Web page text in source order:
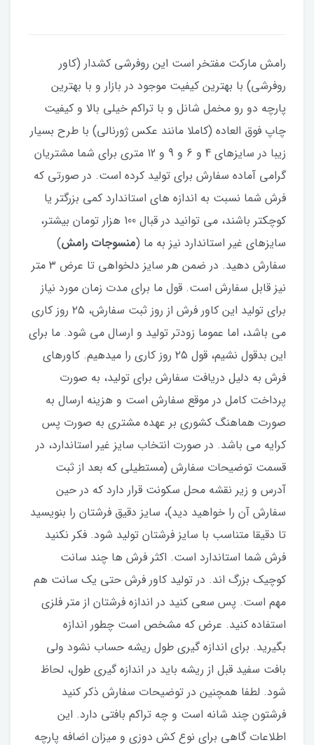
رامش مارکت مفتخر است این روفرشی کشدار (کاور
روفرشی) با بهترین کیفیت موجود در بازار و با بهترین
پارچه دو رو مخمل شانل و با تراکم خیلی بالا و کیفیت
چاپ فوق العاده (کاملا مانند عکس ژورنالی) با طرح بسیار
زیبا در سایزهای 4 و 6 و 9 و 12 متری برای شما مشتریان
گرامی آماده سفارش برای تولید کرده است. در صورتی که
فرش شما نسبت به اندازه های استاندارد کمی بزرگتر یا
کوچکتر باشند، می توانید در قبال 100 هزار تومان بیشتر،
سایزهای غیر استاندارد نیز به ما (منسوجات رامش)
سفارش دهید. در ضمن هر سایز دلخواهی تا عرض ۳ متر
نیز قابل سفارش است. قول ما برای مدت زمان مورد نیاز
برای تولید این کاور فرش از روز ثبت سفارش، ۲۵ روز کاری
می باشد، اما عموما زودتر تولید و ارسال می شود. ما برای
این بدقول نشیم، قول ۲۵ روز کاری را میدهیم. کاورهای
فرش به دلیل دریافت سفارش برای تولید، به صورت
پرداخت کامل در موقع سفارش است و هزینه ارسال به
صورت هماهنگ کشوری بر عهده مشتری به صورت پس
کرایه می باشد. در صورت انتخاب سایز غیر استاندارد، در
قسمت توضیحات سفارش (مستطیلی که بعد از ثبت
آدرس و زیر نقشه محل سکونت قرار دارد که در حین
سفارش آن را خواهید دید)، سایز دقیق فرشتان را بنویسید
تا دقیقا متناسب با سایز فرشتان تولید شود. فکر نکنید
فرش شما استاندارد است. اکثر فرش ها چند سانت
کوچیک بزرگ اند. در تولید کاور فرش حتی یک سانت هم
مهم است. پس سعی کنید در اندازه فرشتان از متر فلزی
استفاده کنید‌. عرض که مشخص است چطور اندازه
بگیرید. برای اندازه گیری طول ریشه حساب نشود ولی
بافت سفید قبل از ریشه باید در اندازه گیری طول، لحاظ
شود. لطفا همچنین در توضیحات سفارش ذکر کنید
فرشتون چند شانه است و چه تراکم بافتی دارد. این
اطلاعات گاهی برای نوع کش دوزی و میزان اضافه پارچه